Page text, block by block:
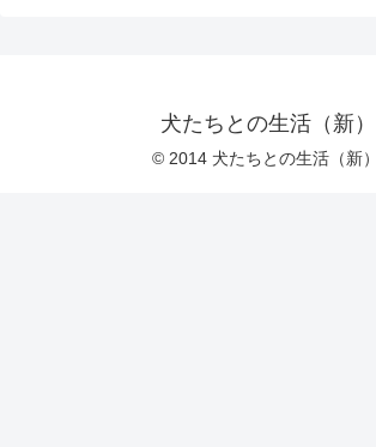
犬たちとの生活（新）
© 2014 犬たちとの生活（新）.